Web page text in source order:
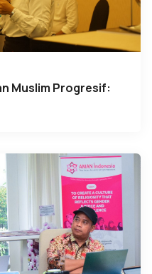
Muslim Progresif: